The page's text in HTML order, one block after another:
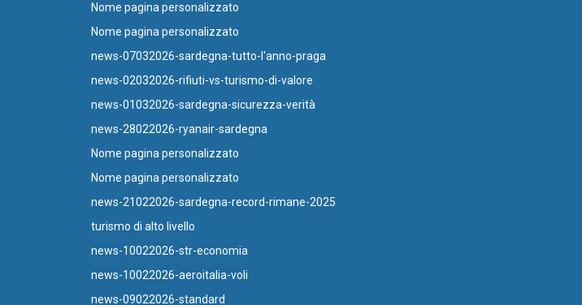
Nome pagina personalizzato
Nome pagina personalizzato
news-07032026-sardegna-tutto-l'anno-praga
news-02032026-rifiuti-vs-turismo-di-valore
news-01032026-sardegna-sicurezza-verità
news-28022026-ryanair-sardegna
Nome pagina personalizzato
Nome pagina personalizzato
news-21022026-sardegna-record-rimane-2025
turismo di alto livello
news-10022026-str-economia
news-10022026-aeroitalia-voli
news-09022026-standard